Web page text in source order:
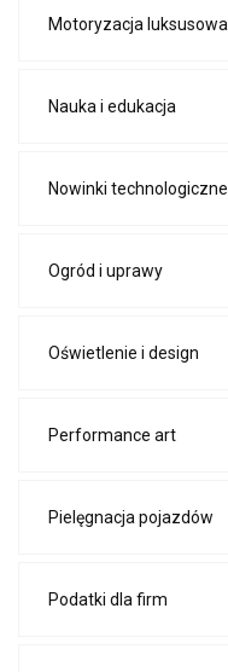
Motoryzacja luksusowa
Nauka i edukacja
Nowinki technologiczne
Ogród i uprawy
Oświetlenie i design
Performance art
Pielęgnacja pojazdów
Podatki dla firm